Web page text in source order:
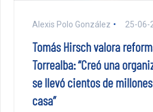
Alexis Polo González 25-06-
Tomás Hirsch valora
Torrealba: “Creó una
se llevó cientos de
casa”